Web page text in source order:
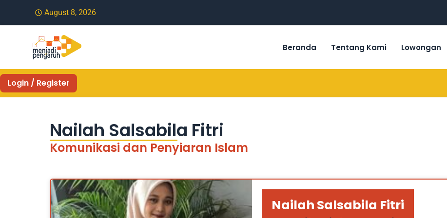
August 8, 2026
Beranda Tentang Kami Lowongan
Login / Register
Nailah Salsabila Fitri
Komunikasi dan Penyiaran Islam
Nailah Salsabila Fitri